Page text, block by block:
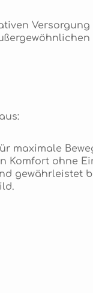
maximale
Komfort ohne
gewährleistet